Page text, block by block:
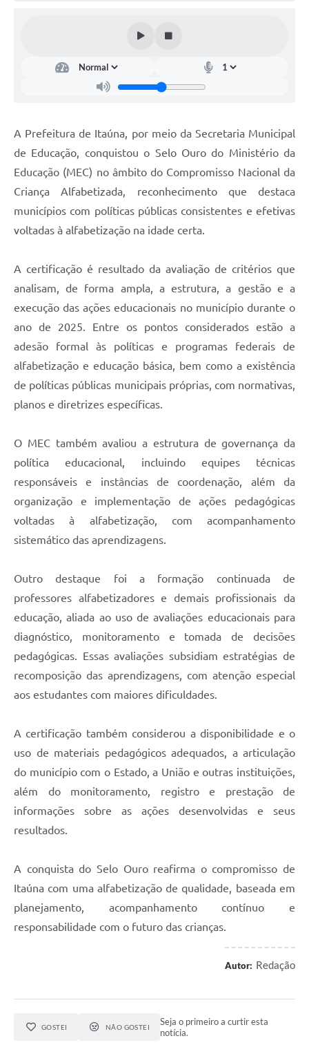
A Prefeitura de Itaúna, por meio da Secretaria Municipal
de Educação, conquistou o Selo Ouro do Ministério da
Educação (MEC) no âmbito do Compromisso Nacional da
Criança Alfabetizada, reconhecimento que destaca
municípios com políticas públicas consistentes e efetivas
voltadas à alfabetização na idade certa.
A certificação é resultado da avaliação de critérios que
analisam, de forma ampla, a estrutura, a gestão e a
execução das ações educacionais no município durante o
ano de 2025. Entre os pontos considerados estão a
adesão formal às políticas e programas federais de
alfabetização e educação básica, bem como a existência
de políticas públicas municipais próprias, com normativas,
planos e diretrizes específicas.
O MEC também avaliou a estrutura de governança da
política educacional, incluindo equipes técnicas
responsáveis e instâncias de coordenação, além da
organização e implementação de ações pedagógicas
voltadas à alfabetização, com acompanhamento
sistemático das aprendizagens.
Outro destaque foi a formação continuada de
professores alfabetizadores e demais profissionais da
educação, aliada ao uso de avaliações educacionais para
diagnóstico, monitoramento e tomada de decisões
pedagógicas. Essas avaliações subsidiam estratégias de
recomposição das aprendizagens, com atenção especial
aos estudantes com maiores dificuldades.
A certificação também considerou a disponibilidade e o
uso de materiais pedagógicos adequados, a articulação
do município com o Estado, a União e outras instituições,
além do monitoramento, registro e prestação de
informações sobre as ações desenvolvidas e seus
resultados.
A conquista do Selo Ouro reafirma o compromisso de
Itaúna com uma alfabetização de qualidade, baseada em
planejamento, acompanhamento contínuo e
responsabilidade com o futuro das crianças.
Autor: Redação
GOSTEI NÃO GOSTEI
Seja o primeiro a curtir esta
notícia.